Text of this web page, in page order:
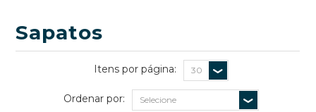
Sapatos
Itens por página:
Ordenar por: